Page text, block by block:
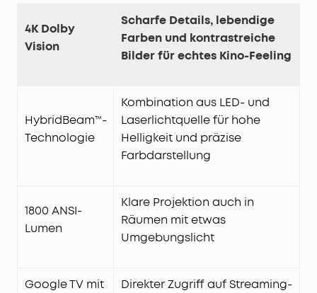
4K Dolby
Vision
Scharfe Details, lebendige
Farben und kontrastreiche
Bilder für echtes Kino-Feeling
HybridBeam™-
Technologie
Kombination aus LED- und
Laserlichtquelle für hohe
Helligkeit und präzise
Farbdarstellung
1800 ANSI-
Lumen
Klare Projektion auch in
Räumen mit etwas
Umgebungslicht
Google TV mit
Direkter Zugriff auf Streaming-